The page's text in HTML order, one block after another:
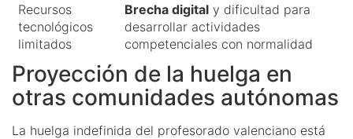
Recursos
tecnológicos
limitados
Brecha digital y dificultad para
desarrollar actividades
competenciales con normalidad
Proyección de la huelga en
otras comunidades autónomas
La huelga indefinida del profesorado valenciano está